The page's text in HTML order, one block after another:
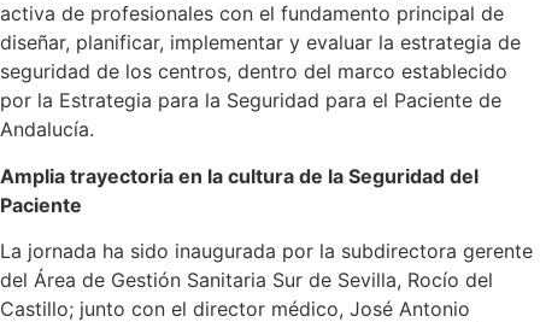
activa de profesionales con el fundamento principal de
diseñar, planificar, implementar y evaluar la estrategia de
seguridad de los centros, dentro del marco establecido
por la Estrategia para la Seguridad para el Paciente de
Andalucía.
Amplia trayectoria en la cultura de la Seguridad del
Paciente
La jornada ha sido inaugurada por la subdirectora gerente
del Área de Gestión Sanitaria Sur de Sevilla, Rocío del
Castillo; junto con el director médico, José Antonio